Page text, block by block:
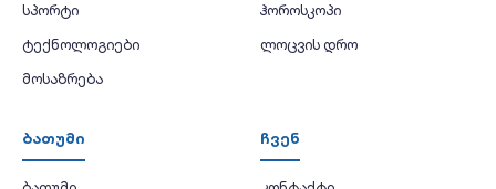
სპორტი
ტექნოლოგიები
მოსაზრება
ჰოროსკოპი
ლოცვის დრო
ბათუმი ჩვენ